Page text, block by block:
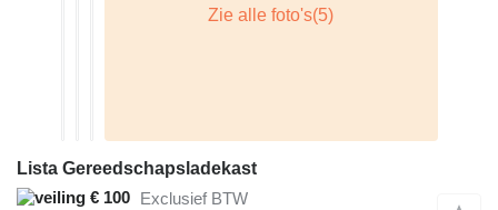
Lista Gereedschapsladekast
€ 100 Exclusief BTW